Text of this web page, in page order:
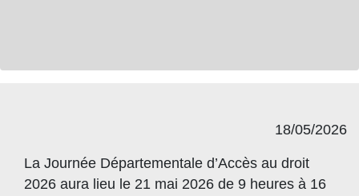
18/05/2026
​​​​​​​La Journée Départementale d’Accès au droit
2026 aura lieu le 21 mai 2026 de 9 heures à 16